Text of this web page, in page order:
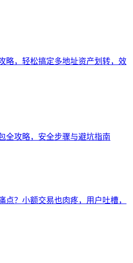
略，轻松搞定多地址资产划转，效
全攻略，安全步骤与避坑指南
点？小额交易也肉疼，用户吐槽，